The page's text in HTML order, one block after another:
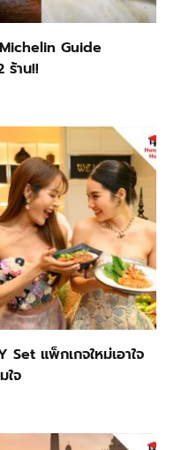
Guide
ร้าน!!
แพ็กเกจใหม่เอาใจ
ใจ